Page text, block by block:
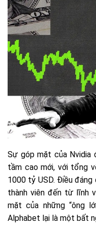
Sự góp mặt của
tầm cao mới, với tổng
1000 tỷ USD. Điều
thành viên đến từ lĩnh
mặt của những “ông
Alphabet lại là một bất